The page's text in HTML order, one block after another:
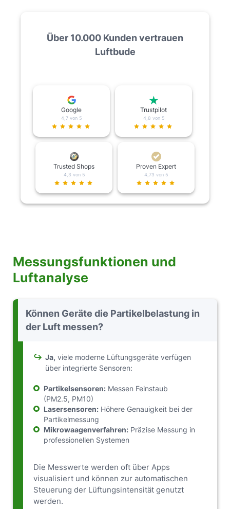
Über 10.000 Kunden vertrauen
Luftbude
Google
4,7 von 5
Trustpilot
4,8 von 5
Trusted Shops
4,3 von 5
Proven Expert
4,73 von 5
Messungsfunktionen und
Luftanalyse
Können Geräte die Partikelbelastung in
der Luft messen?
↪ Ja, viele moderne Lüftungsgeräte verfügen
über integrierte Sensoren:
Partikelsensoren: Messen Feinstaub
(PM2.5, PM10)
Lasersensoren: Höhere Genauigkeit bei der
Partikelmessung
Mikrowaagenverfahren: Präzise Messung in
professionellen Systemen
Die Messwerte werden oft über Apps
visualisiert und können zur automatischen
Steuerung der Lüftungsintensität genutzt
werden.